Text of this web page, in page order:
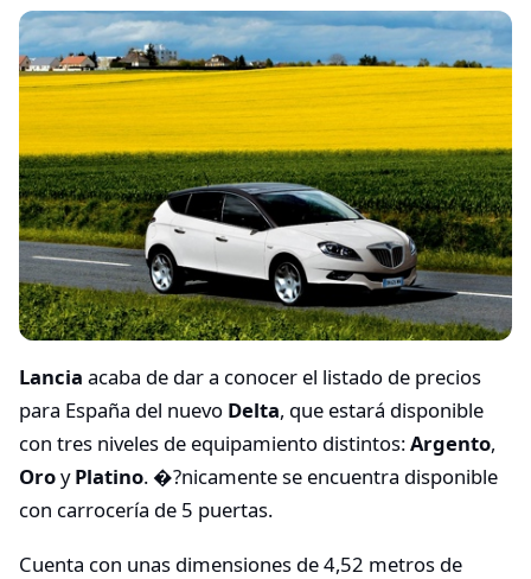
Lancia acaba de dar a conocer el listado de precios
para España del nuevo Delta, que estará disponible
con tres niveles de equipamiento distintos:Argento,
OroyPlatino. �?nicamente se encuentra disponible
con carrocería de 5 puertas.
Cuenta con unas dimensiones de 4,52 metros de